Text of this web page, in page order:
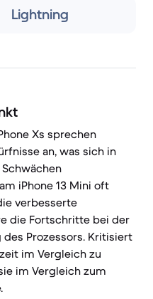
Lightning
Xs sprechen
an, was sich in
iPhone 13 Mini oft
verbesserte
die Fortschritte bei der
Prozessors. Kritisiert
im Vergleich zu
im Vergleich zum